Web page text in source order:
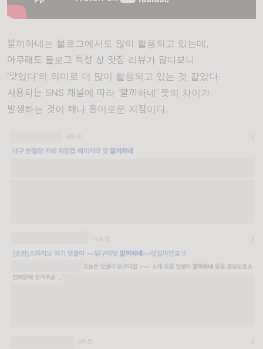
깔끼하네는 블로그에서도 많이 활용되고 있는데,
아무래도 블로그 특성 상 맛집 리뷰가 많다보니
‘맛있다’의 의미로 더 많이 활용되고 있는 것 같았다.
사용되는 SNS 채널에 따라 ‘깔끼하네’ 뜻의 차이가
발생하는 것이 꽤나 흥미로운 지점이다.